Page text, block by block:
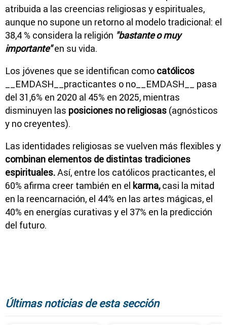
atribuida a las creencias religiosas y espirituales,
aunque no supone un retorno al modelo tradicional: el
38,4 % considera la religión "bastante o muy
importante" en su vida.
Los jóvenes que se identifican como católicos
__EMDASH__practicantes o no__EMDASH__ pasa
del 31,6% en 2020 al 45% en 2025, mientras
disminuyen las posiciones no religiosas (agnósticos
y no creyentes).
Las identidades religiosas se vuelven más flexibles y
combinan elementos de distintas tradiciones
espirituales.Así, entre los católicos practicantes, el
60% afirma creer también en el karma,casi la mitad
en la reencarnación, el 44% en las artes mágicas, el
40% en energías curativas y el 37% en la predicción
del futuro.
Últimas noticias de esta sección